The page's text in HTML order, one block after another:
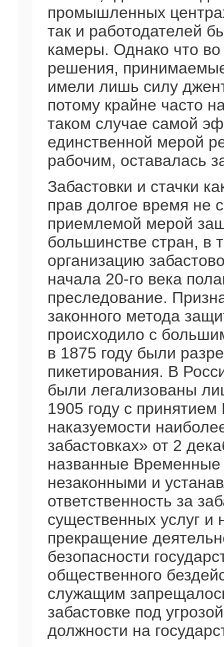
промышленных
так и работодателей
камеры. Однако что
решения,
имели лишь силу
потому крайне часто
таком случае самой
единственной мерой
рабочим, оставалась
Забастовки и стачки
прав долгое время не
приемлемой мерой
большинстве стран, в
организацию
начала 20-го века
преследование.
законного метода
происходило с
в 1875 году были
пикетирования. В
были легализованы
1905 году с
наказуемости
забастовках» от 2
названные Временные
незаконными и
ответственность за
существенных услуг и
прекращение
безопасности
общественного
служащим
забастовке под
должности на